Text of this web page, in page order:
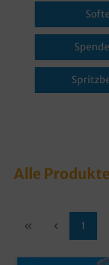
Alle
1